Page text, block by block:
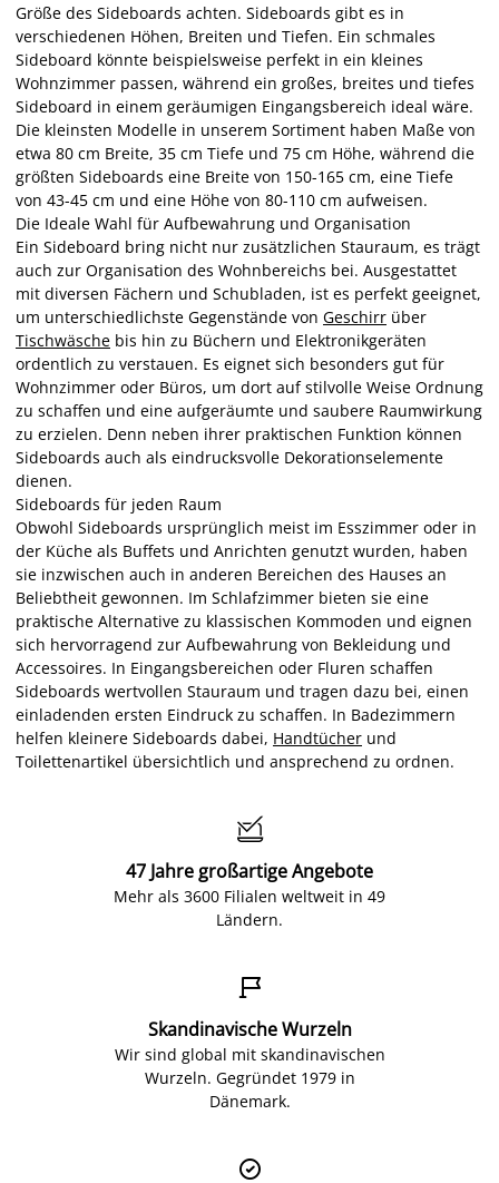
Größe des Sideboards achten. Sideboards gibt es in
verschiedenen Höhen, Breiten und Tiefen. Ein schmales
Sideboard könnte beispielsweise perfekt in ein kleines
Wohnzimmer passen, während ein großes, breites und tiefes
Sideboard in einem geräumigen Eingangsbereich ideal wäre.
Die kleinsten Modelle in unserem Sortiment haben Maße von
etwa 80 cm Breite, 35 cm Tiefe und 75 cm Höhe, während die
größten Sideboards eine Breite von 150-165 cm, eine Tiefe
von 43-45 cm und eine Höhe von 80-110 cm aufweisen.
Die Ideale Wahl für Aufbewahrung und Organisation
Ein Sideboard bring nicht nur zusätzlichen Stauraum, es trägt
auch zur Organisation des Wohnbereichs bei. Ausgestattet
mit diversen Fächern und Schubladen, ist es perfekt geeignet,
um unterschiedlichste Gegenstände von Geschirr über
Tischwäsche bis hin zu Büchern und Elektronikgeräten
ordentlich zu verstauen. Es eignet sich besonders gut für
Wohnzimmer oder Büros, um dort auf stilvolle Weise Ordnung
zu schaffen und eine aufgeräumte und saubere Raumwirkung
zu erzielen. Denn neben ihrer praktischen Funktion können
Sideboards auch als eindrucksvolle Dekorationselemente
dienen.
Sideboards für jeden Raum
Obwohl Sideboards ursprünglich meist im Esszimmer oder in
der Küche als Buffets und Anrichten genutzt wurden, haben
sie inzwischen auch in anderen Bereichen des Hauses an
Beliebtheit gewonnen. Im Schlafzimmer bieten sie eine
praktische Alternative zu klassischen Kommoden und eignen
sich hervorragend zur Aufbewahrung von Bekleidung und
Accessoires. In Eingangsbereichen oder Fluren schaffen
Sideboards wertvollen Stauraum und tragen dazu bei, einen
einladenden ersten Eindruck zu schaffen. In Badezimmern
helfen kleinere Sideboards dabei, Handtücher und
Toilettenartikel übersichtlich und ansprechend zu ordnen.

47 Jahre großartige Angebote
Mehr als 3600 Filialen weltweit in 49
Ländern.

Skandinavische Wurzeln
Wir sind global mit skandinavischen
Wurzeln. Gegründet 1979 in
Dänemark.
